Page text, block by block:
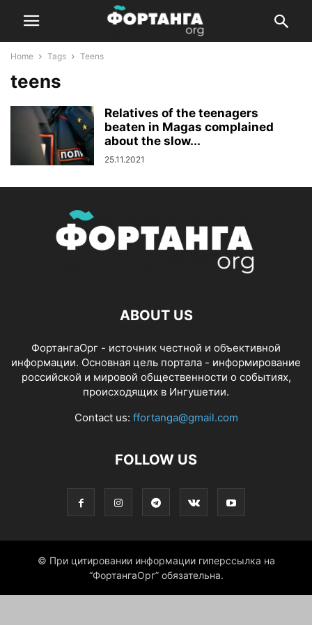
Home Tags Teens
teens
Relatives of the teenagers
beaten in Magas complained
about the slow...
25.11.2021
ABOUT US
ФортангаОрг - источник честной и объективной
информации. Основная цель портала - информирование
российской и мировой общественности о событиях,
происходящих в Ингушетии.
Contact us: ffortanga@gmail.com
FOLLOW US
© При цитировании информации гиперссылка на
“ФортангаОрг” обязательна.